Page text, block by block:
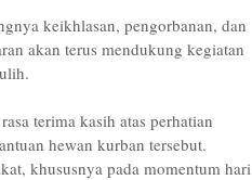
keikhlasan, pengorbanan, dan
akan terus mendukung kegiatan
terima kasih atas perhatian
hewan kurban tersebut.
khususnya pada momentum hari